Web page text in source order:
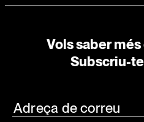
Vols saber
Subscriu-